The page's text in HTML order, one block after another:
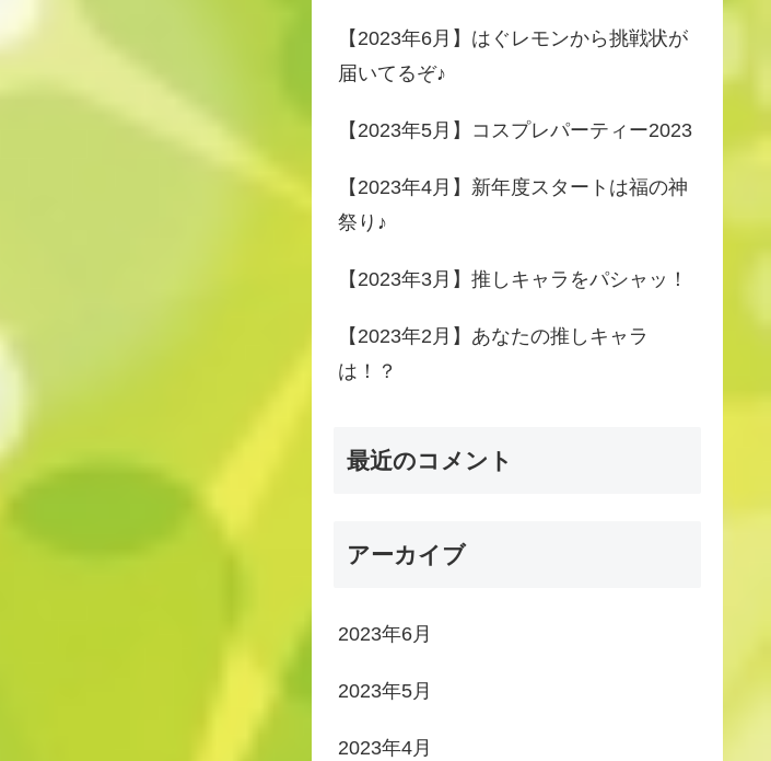
【2023年6月】はぐレモンから挑戦状が
届いてるぞ♪
【2023年5月】コスプレパーティー2023
【2023年4月】新年度スタートは福の神
祭り♪
【2023年3月】推しキャラをパシャッ！
【2023年2月】あなたの推しキャラ
は！？
最近のコメント
アーカイブ
2023年6月
2023年5月
2023年4月